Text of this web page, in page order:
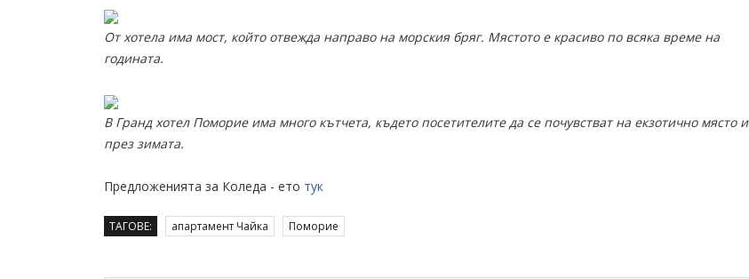
От хотела има мост, който отвежда направо на морския бряг. Мястото е красиво по всяка време на
годината.
В Гранд хотел Поморие има много кътчета, където посетителите да се почувстват на екзотично място и
през зимата.
Предложенията за Коледа - ето тук
ТАГОВЕ: апартамент Чайка Поморие